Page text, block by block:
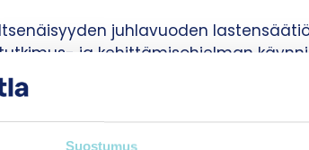
Suostumus
Itsenäisyyden juhlavuoden
tutkimus- ja kehittämisohjelman
työsuunnitelman
kehitysjohtajaTiina Ristikari